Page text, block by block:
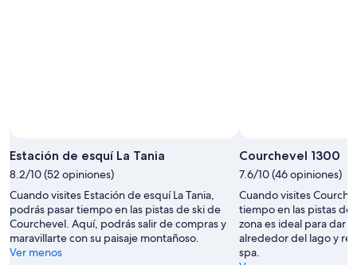
Estación de esquí La Tania
8.2/10 (52 opiniones)
Cuando visites Estación de esquí La Tania,
podrás pasar tiempo en las pistas de ski de
Courchevel. Aquí, podrás salir de compras y
maravillarte con su paisaje montañoso.
Ver menos
Courchevel 1300
7.6/10 (46 opiniones)
Cuando visites
tiempo en las pistas de
zona es ideal para dar
alrededor del lago y
spa.